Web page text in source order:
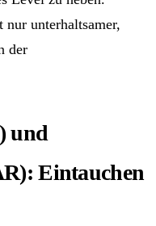
unterhaltsamer,
der
und
Eintauchen